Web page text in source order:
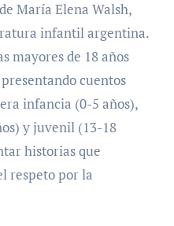
María Elena Walsh,
infantil argentina.
mayores de 18 años
cuentos
infancia (0-5 años),
y juvenil (13-18
historias que
respeto por la